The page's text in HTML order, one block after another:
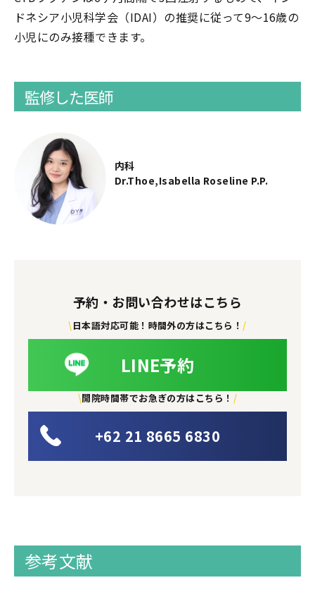
ドネシア小児科学会（IDAI）の推奨に従って9～16歳の
小児にのみ接種できます。
監修した医師
内科
Dr.Thoe,Isabella Roseline P.P.
予約・お問い合わせはこちら
\ 日本語対応可能！時間外の方はこちら！ /
LINE予約
\開院時間帯でお急ぎの方はこちら！ /
+62 21 8665 6830
参考文献